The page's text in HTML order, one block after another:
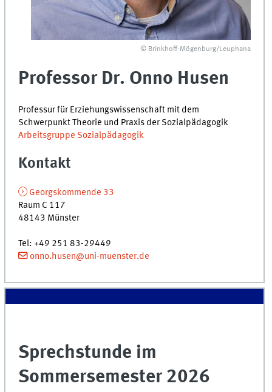
© Brinkhoff-Mögenburg/Leuphana
Professor Dr. Onno Husen
Professur für Erziehungswissenschaft mit dem
Schwerpunkt Theorie und Praxis der Sozialpädagogik
Arbeitsgruppe Sozialpädagogik
Kontakt
Georgskommende 33
Raum C 117
48143 Münster
Tel: +49 251 83-29449
onno.husen@uni-muenster.de
Sprechstunde im
Sommersemester 2026